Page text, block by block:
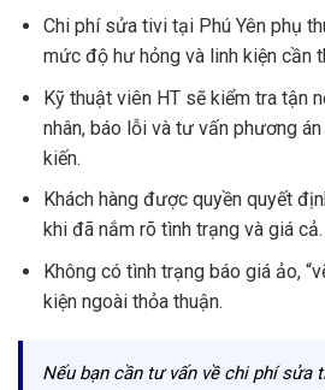
Chi phí sửa tivi tại Phú Yên phụ
mức độ hư hỏng và linh kiện cần
Kỹ thuật viên HT sẽ kiểm tra tận
nhân, báo lỗi và tư vấn phương
kiến.
Khách hàng được quyền quyết
khi đã nắm rõ tình trạng và giá cả.
Không có tình trạng báo giá ảo,
kiện ngoài thỏa thuận.
Nếu bạn cần tư vấn về chi phí sửa